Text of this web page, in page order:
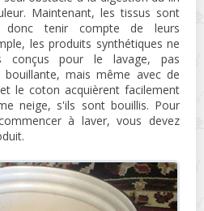
Maintenant, les tissus sont
donc tenir compte de leurs
les produits synthétiques ne
conçus pour le lavage, pas
bouillante, mais même avec de
le coton acquièrent facilement
neige, s'ils sont bouillis. Pour
à laver, vous devez